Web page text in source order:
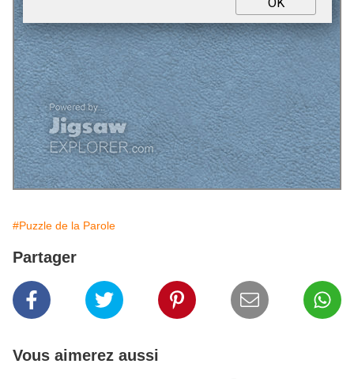
#Puzzle de la Parole
Partager
Vous aimerez aussi